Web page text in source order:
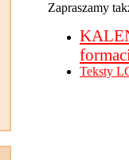
Zapraszamy
Teksty